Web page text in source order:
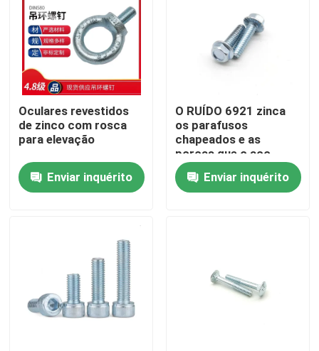
Casa
Produtos
Excursão da fábrica
Oculares revestidos
de zinco com rosca
para elevação
Enviar inquérito
O RUÍDO 6921 zinca
os parafusos
chapeados e as
porcas que o aço
encanta serrilhado
flangeado encantam
os parafusos
Enviar inquérito